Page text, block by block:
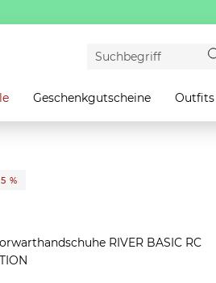
Geschenkgutscheine Outfits
%
RIVER BASIC RC